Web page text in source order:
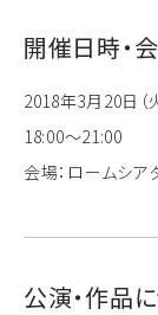
開催日時・
2018年3月20日（火
18:00～21:00
会場：ロームシ
公演・作品